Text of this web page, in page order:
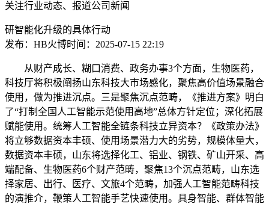
关注行业动态、报道公司新闻
研智能化升级的具体行动
发布：HB火博时间：2025-07-15 22:19
从财产成长、糊口消费、政务办事3个方面，生物医药，
科技厅将积极阐扬山东科技大市场感化，聚焦高价值场景融合
使用，做为推进沉点。三是聚焦沉点范畴，《推进方案》明白
了“打制全国人工智能示范使用高地”总体方针定位；深化拓展
赋能使用。统筹人工智能全链条科技立异资本？《政策办法》
将立够数据资本丰硕、使用场景潜力大的劣势，规模体量大，
数据资本丰硕，山东将选择化工、铝业、钢铁、矿山开采、高
端配备、生物医药6个财产范畴，聚焦13个沉点范畴，山东选
择家居、出行、医疗、文旅4个范畴，加强人工智能范畴科技
的演推介，鞭策人工智能手艺快速使用。具身智能、群体智能